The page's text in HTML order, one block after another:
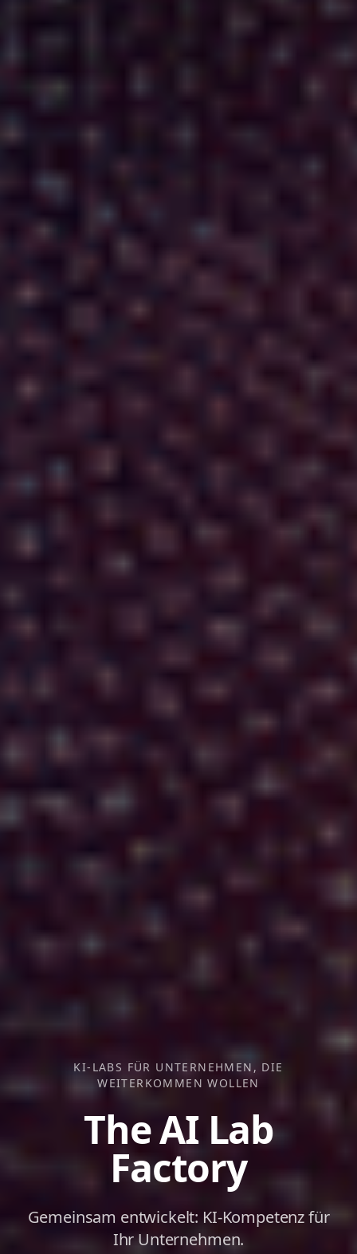
KI-LABS FÜR UNTERNEHMEN, DIE
WEITERKOMMEN WOLLEN
The AI Lab
Factory
Gemeinsam entwickelt: KI-Kompetenz für
Ihr Unternehmen.